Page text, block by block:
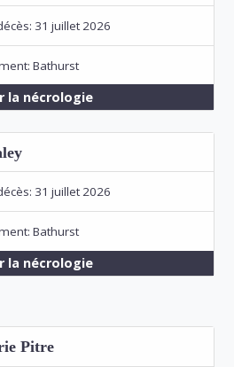
31 juillet 2026
Bathurst
la nécrologie
31 juillet 2026
Bathurst
la nécrologie
Pitre